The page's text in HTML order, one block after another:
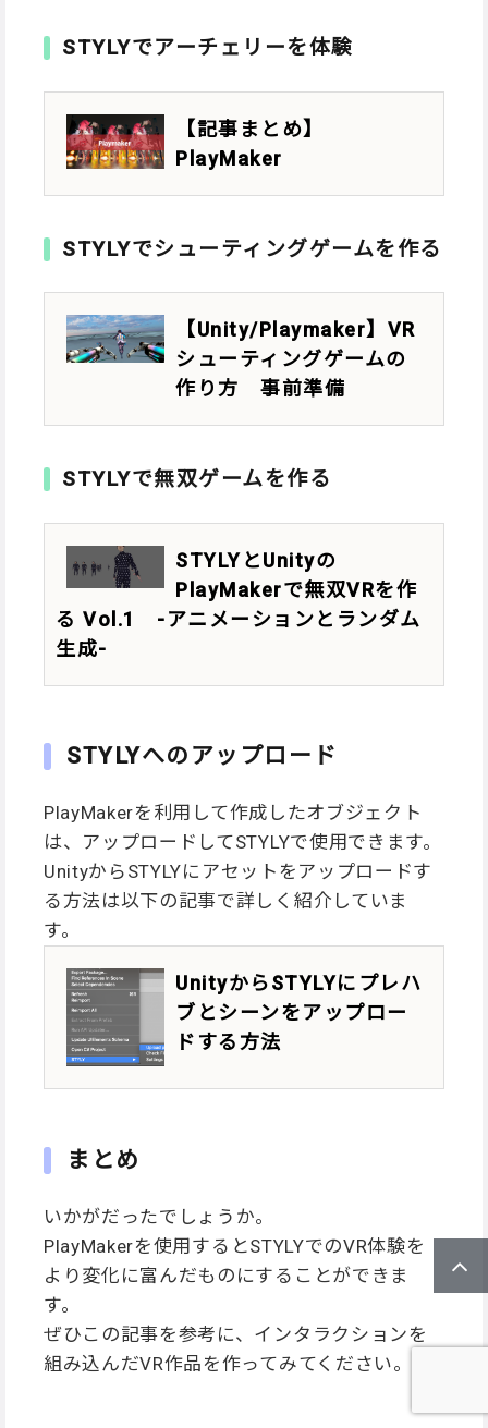
STYLYでアーチェリーを体験
【記事まとめ】
PlayMaker
STYLYでシューティングゲームを作る
【Unity/Playmaker】VR
シューティングゲームの
作り方 事前準備
STYLYで無双ゲームを作る
STYLYとUnityの
PlayMakerで無双VRを作
る Vol.1 -アニメーションとランダム
生成-
STYLYへのアップロード
PlayMakerを利用して作成したオブジェクト
は、アップロードしてSTYLYで使用できます。
UnityからSTYLYにアセットをアップロードす
る方法は以下の記事で詳しく紹介していま
す。
UnityからSTYLYにプレハ
ブとシーンをアップロー
ドする方法
まとめ
いかがだったでしょうか。
PlayMakerを使用するとSTYLYでのVR体験を
より変化に富んだものにすることができま
す。
ぜひこの記事を参考に、インタラクションを
組み込んだVR作品を作ってみてください。